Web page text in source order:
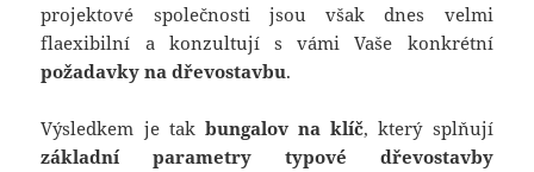
projektové společnosti jsou však dnes velmi
flaexibilní a konzultují s vámi Vaše konkrétní
požadavky na dřevostavbu.
Výsledkem je tak bungalov na klíč, který splňují
základní parametry typové dřevostavby